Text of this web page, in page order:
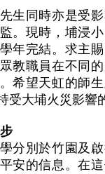
生同時亦是受
。現時，埔浸
年完結。求主
教職員在不同
希望天虹的師
受大埔火災影響
分別於竹園及
安的信息。在